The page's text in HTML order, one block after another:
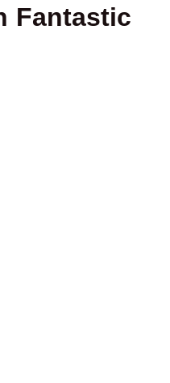
Fantastic